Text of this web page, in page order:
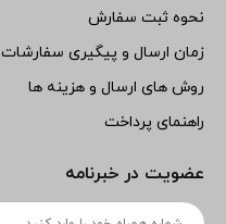
نحوه ثبت سفارش
زمان ارسال و پیگیری سفارشات
روش های ارسال و هزینه ها
راهنمای پرداخت
عضویت در خبرنامه